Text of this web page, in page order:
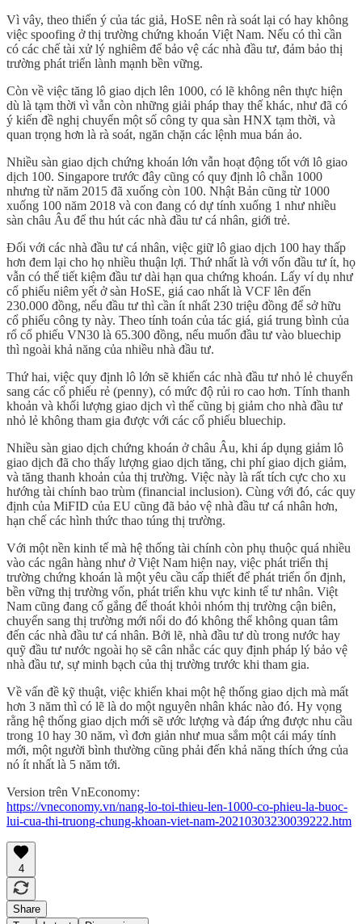
Vì vây, theo thiển ý của tác giả, HoSE nên rà soát lại có hay không
việc spoofing ở thị trường chứng khoán Việt Nam. Nếu có thì cần
có các chế tài xử lý nghiêm để bảo vệ các nhà đầu tư, đảm bảo thị
trường phát triển lành mạnh bền vững.
Còn về việc tăng lô giao dịch lên 1000, có lẽ không nên thực hiện
dù là tạm thời vì vẫn còn những giải pháp thay thế khác, như đã có
ý kiến đề nghị chuyển một số công ty qua sàn HNX tạm thời, và
quan trọng hơn là rà soát, ngăn chặn các lệnh mua bán ảo.
Nhiều sàn giao dịch chứng khoán lớn vẫn hoạt động tốt với lô giao
dịch 100. Singapore trước đây cũng có quy định lô chẵn 1000
nhưng từ năm 2015 đã xuống còn 100. Nhật Bản cũng từ 1000
xuống 100 năm 2018 và con đang có dự tính xuống 1 như nhiều
sàn châu Âu để thu hút các nhà đầu tư cá nhân, giới trẻ.
Đối với các nhà đầu tư cá nhân, việc giữ lô giao dịch 100 hay thấp
hơn đem lại cho họ nhiều thuận lợi. Thứ nhất là với vốn đầu tư ít, họ
vẫn có thể tiết kiệm đầu tư dài hạn qua chứng khoán. Lấy ví dụ như
cổ phiếu niêm yết ở sàn HoSE, giá cao nhất là VCF lên đến
230.000 đồng, nếu đầu tư thì cần ít nhất 230 triệu đồng để sở hữu
cổ phiếu công ty này. Theo tính toán của tác giá, giá trung bình của
rổ cổ phiếu VN30 là 65.300 đồng, nếu muốn đầu tư vào bluechip
thì ngoài khả năng của nhiều nhà đầu tư.
Thứ hai, việc quy định lô lớn sẽ khiến các nhà đầu tư nhỏ lẻ chuyển
sang các cổ phiếu rẻ (penny), có mức độ rủi ro cao hơn. Tính thanh
khoản và khối lượng giao dịch vì thế cũng bị giảm cho nhà đầu tư
nhỏ lẻ không tham gia được với các cổ phiếu bluechip.
Nhiều sàn giao dịch chứng khoán ở châu Âu, khi áp dụng giảm lô
giao dịch đã cho thấy lượng giao dịch tăng, chi phí giao dịch giảm,
và tăng thanh khoản của thị trường. Việc này là rất tích cực cho xu
hướng tài chính bao trùm (financial inclusion). Cùng với đó, các quy
định của MiFID của EU cũng đã bảo vệ nhà đầu tư cá nhân hơn,
hạn chế các hình thức thao túng thị trường.
Với một nền kinh tế mà hệ thống tài chính còn phụ thuộc quá nhiều
vào các ngân hàng như ở Việt Nam hiện nay, việc phát triển thị
trường chứng khoán là một yêu cầu cấp thiết để phát triển ổn định,
bền vững thị trường vốn, phát triển khu vực kinh tế tư nhân. Việt
Nam cũng đang cố gắng để thoát khỏi nhóm thị trường cận biên,
chuyển sang thị trường mới nổi do đó không thể không quan tâm
đến các nhà đầu tư cá nhân. Bởi lẽ, nhà đầu tư dù trong nước hay
quỹ đầu tư nước ngoài họ sẽ cân nhắc các quy định pháp lý bảo vệ
nhà đầu tư, sự minh bạch của thị trường trước khi tham gia.
Về vấn đề kỹ thuật, việc khiển khai một hệ thống giao dịch mà mất
hơn 3 năm thì có lẽ là do một nguyên nhân khác nào đó. Hy vọng
rằng hệ thống giao dịch mới sẽ ước lượng và đáp ứng được nhu cầu
trong 10 hay 30 năm, vì đơn giản như mua sắm một cái máy tính
mới, một người bình thường cũng phải đến khả năng thích ứng của
nó ít nhất là 5 năm tới.
Version trên VnEconomy:
https://vneconomy.vn/nang-lo-toi-thieu-len-1000-co-phieu-la-buoc-
lui-cua-thi-truong-chung-khoan-viet-nam-20210303230039222.htm
4
Share